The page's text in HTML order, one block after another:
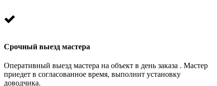
Срочный выезд мастера
Оперативный выезд мастера на объект в день заказа . Мастер
приедет в согласованное время, выполнит установку
доводчика.